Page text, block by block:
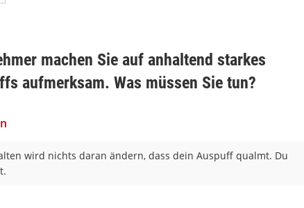
machen Sie auf anhaltend starkes
aufmerksam. Was müssen Sie tun?
wird nichts daran ändern, dass dein Auspuff qualmt. Du